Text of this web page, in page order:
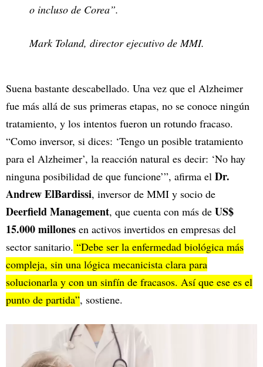
o incluso de Corea”.
Mark Toland, director ejecutivo de MMI.
Suena bastante descabellado. Una vez que el Alzheimer
fue más allá de sus primeras etapas, no se conoce ningún
tratamiento, y los intentos fueron un rotundo fracaso.
“Como inversor, si dices: ‘Tengo un posible tratamiento
para el Alzheimer’, la reacción natural es decir: ‘No hay
ninguna posibilidad de que funcione’”, afirma el Dr.
Andrew ElBardissi, inversor de MMI y socio de
Deerfield Management, que cuenta con más de US$
15.000 millones en activos invertidos en empresas del
sector sanitario. “Debe ser la enfermedad biológica más
compleja, sin una lógica mecanicista clara para
solucionarla y con un sinfín de fracasos. Así que ese es el
punto de partida”, sostiene.